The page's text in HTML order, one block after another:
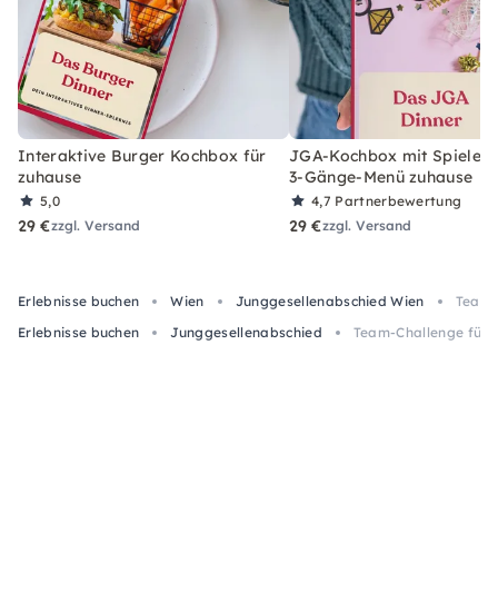
Interaktive Burger Kochbox für
zuhause
5,0
29 €zzgl. Versand
JGA-Kochbox mit Spielen
3-Gänge-Menü zuhause
4,7 Partnerbewertung
29 €zzgl. Versand
Erlebnisse buchen Wien Junggesellenabschied Wien
Erlebnisse buchen
Junggesellenabschied Team-Challenge für